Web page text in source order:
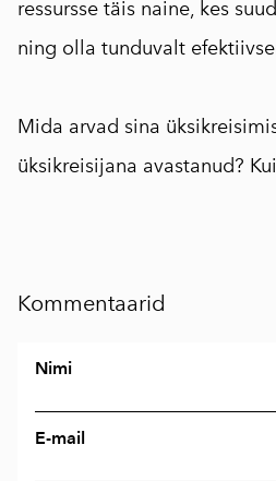
ressursse täis naine, kes
ning olla tunduvalt
Mida arvad sina
üksikreisijana avastanud?
Kommentaarid
Nimi
E-mail